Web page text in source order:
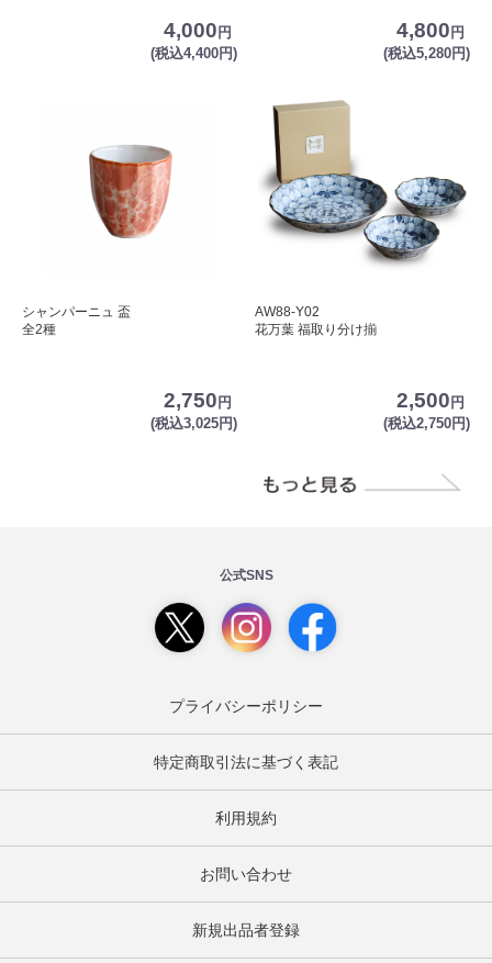
4,000円
(税込4,400円)
4,800円
(税込5,280円)
シャンパーニュ 盃
全2種
2,750 円
(税込3,025円)
AW88-Y02
花万葉 福取り分け揃
2,500 円
(税込2,750円)
公式SNS
プライバシーポリシー
特定商取引法に基づく表記
利用規約
お問い合わせ
新規出品者登録